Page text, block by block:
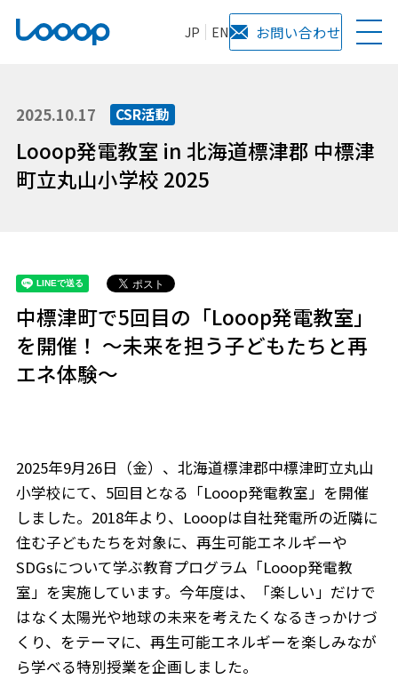
JP EN お問い合わせ
2025.10.17 CSR活動
Looop発電教室 in 北海道標津郡 中標津
町立丸山小学校 2025
中標津町で5回目の「Looop発電教室」
を開催！ ～未来を担う子どもたちと再
エネ体験～
2025年9月26日（金）、北海道標津郡中標津町立丸山
小学校にて、5回目となる「Looop発電教室」を開催
しました。2018年より、Looopは自社発電所の近隣に
住む子どもたちを対象に、再生可能エネルギーや
SDGsについて学ぶ教育プログラム「Looop発電教
室」を実施しています。今年度は、「楽しい」だけで
はなく太陽光や地球の未来を考えたくなるきっかけづ
くり、をテーマに、再生可能エネルギーを楽しみなが
ら学べる特別授業を企画しました。